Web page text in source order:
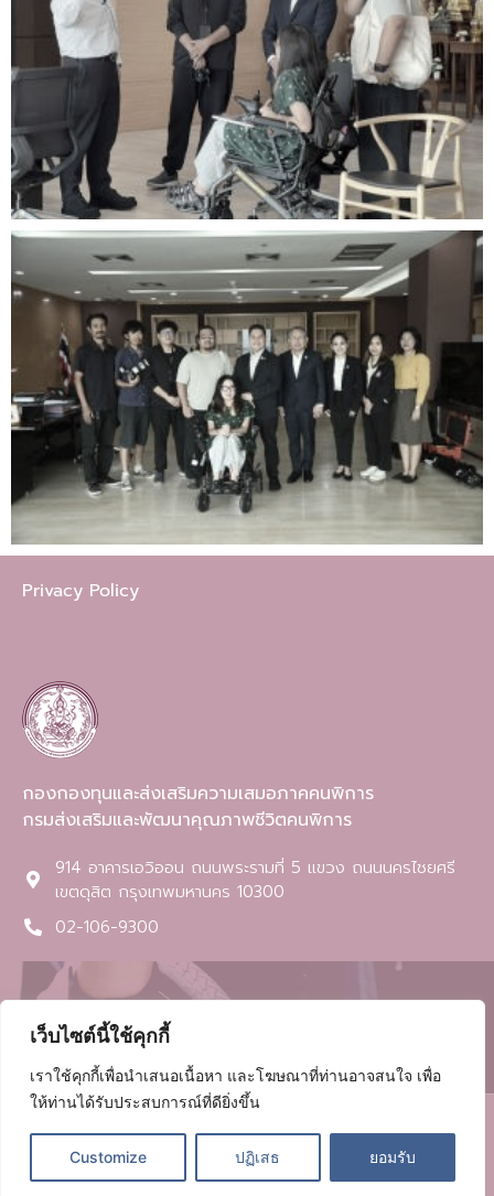
เว็บไซต์นี้ใช้คุกกี้
เราใช้คุกกี้เพื่อนำเสนอเนื้อหา และโฆษณาที่ท่านอาจสนใจ เพื่อ
ให้ท่านได้รับประสบการณ์ที่ดียิ่งขึ้น
Customize ปฏิเสธ ยอมรับ
Privacy Policy
กองกองทุนและส่งเสริมความเสมอภาคคนพิการ
กรมส่งเสริมและพัฒนาคุณภาพชีวิตคนพิการ
914 อาคารเอวิออน ถนนพระรามที่ 5 แขวง ถนนนครไชยศรี
เขตดุสิต กรุงเทพมหานคร 10300​
02-106-9300
©2022 All rights reserved กองกองทุนและส่งเสริมความเสมอภาคคน
พิการ